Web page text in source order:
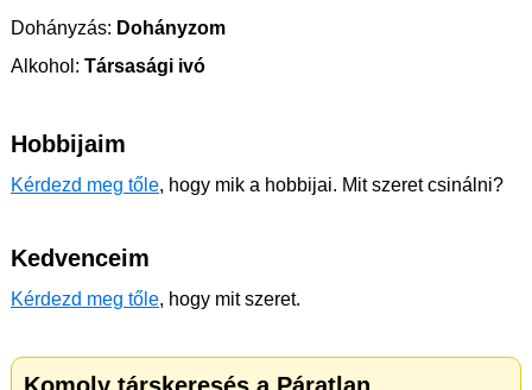
Dohányzás: Dohányzom
Alkohol: Társasági ivó
Hobbijaim
Kérdezd meg tőle, hogy mik a hobbijai. Mit szeret csinálni?
Kedvenceim
Kérdezd meg tőle, hogy mit szeret.